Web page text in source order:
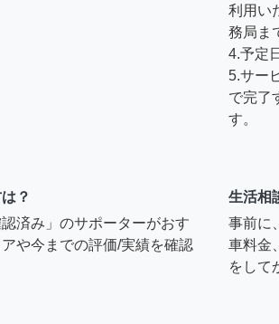
利用い
務局ま
4.予定
5.サー
で完了
す。
？
済み」のサポーターがおす
や今までの評価/実績を確認
生活相
事前に
車料金
をして